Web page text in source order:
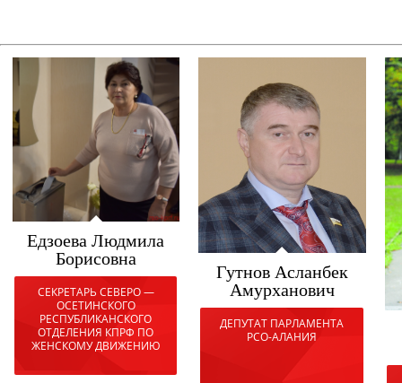
Едзоева Людмила
Борисовна
СЕКРЕТАРЬ СЕВЕРО —
ОСЕТИНСКОГО
РЕСПУБЛИКАНСКОГО
ОТДЕЛЕНИЯ КПРФ ПО
ЖЕНСКОМУ ДВИЖЕНИЮ
Гутнов Асланбек
Амурханович
ДЕПУТАТ ПАРЛАМЕНТА
РСО-АЛАНИЯ